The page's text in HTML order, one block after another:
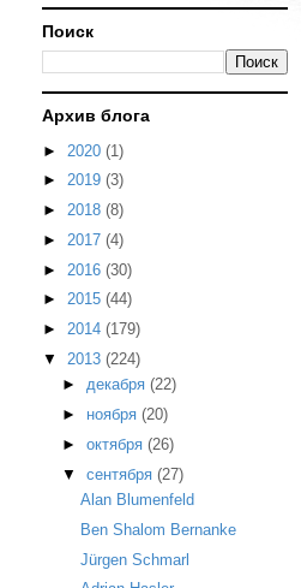
Поиск
Архив блога
► 2020 (1)
► 2019 (3)
► 2018 (8)
► 2017 (4)
► 2016 (30)
► 2015 (44)
► 2014 (179)
▼ 2013 (224)
► декабря (22)
► ноября (20)
► октября (26)
▼ сентября (27)
Alan Blumenfeld
Ben Shalom Bernanke
Jürgen Schmarl